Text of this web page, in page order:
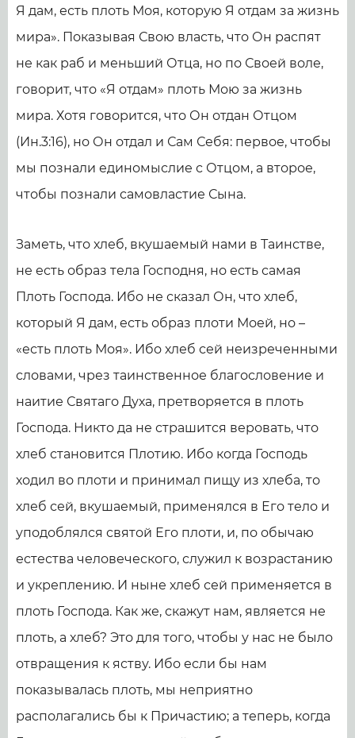
Я дам, есть плоть Моя, которую Я отдам за жизнь
мира». Показывая Свою власть, что Он распят
не как раб и меньший Отца, но по Своей воле,
говорит, что «Я отдам» плоть Мою за жизнь
мира. Хотя говорится, что Он отдан Отцом
(Ин.3:16), но Он отдал и Сам Себя: первое, чтобы
мы познали единомыслие с Отцом, а второе,
чтобы познали самовластие Сына.
Заметь, что хлеб, вкушаемый нами в Таинстве,
не есть образ тела Господня, но есть самая
Плоть Господа. Ибо не сказал Он, что хлеб,
который Я дам, есть образ плоти Моей, но –
«есть плоть Моя». Ибо хлеб сей неизреченными
словами, чрез таинственное благословение и
наитие Святаго Духа, претворяется в плоть
Господа. Никто да не страшится веровать, что
хлеб становится Плотию. Ибо когда Господь
ходил во плоти и принимал пищу из хлеба, то
хлеб сей, вкушаемый, применялся в Его тело и
уподоблялся святой Его плоти, и, по обычаю
естества человеческого, служил к возрастанию
и укреплению. И ныне хлеб сей применяется в
плоть Господа. Как же, скажут нам, является не
плоть, а хлеб? Это для того, чтобы у нас не было
отвращения к яству. Ибо если бы нам
показывалась плоть, мы неприятно
располагались бы к Причастию; а теперь, когда